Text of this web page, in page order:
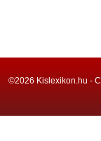
©2026 Kislexikon.hu -